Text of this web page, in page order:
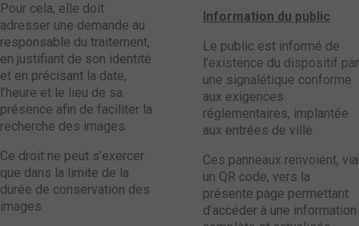
Pour cela, elle doit
adresser une demande au
responsable du traitement,
en justifiant de son identité
et en précisant la date,
l’heure et le lieu de sa
présence afin de faciliter la
recherche des images.
Ce droit ne peut s’exercer
que dans la limite de la
durée de conservation des
images.
Information du public
Le public est informé de
l’existence du dispositif par
une signalétique conforme
aux exigences
réglementaires, implantée
aux entrées de ville.
Ces panneaux renvoient, via
un QR code, vers la
présente page permettant
d’accéder à une information